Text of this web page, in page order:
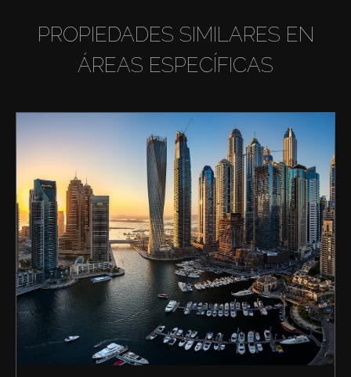
PROPIEDADES SIMILARES EN
ÁREAS ESPECÍFICAS